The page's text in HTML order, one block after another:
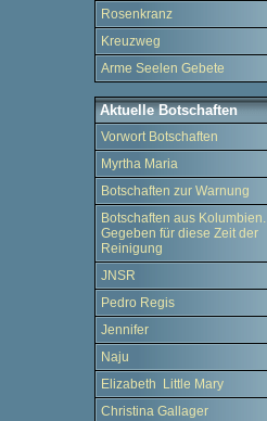
Rosenkranz
Kreuzweg
Arme Seelen Gebete
Aktuelle Botschaften
Vorwort Botschaften
Myrtha Maria
Botschaften zur Warnung
Botschaften aus Kolumbien.
Gegeben für diese Zeit der
Reinigung
JNSR
Pedro Regis
Jennifer
Naju
Elizabeth Little Mary
Christina Gallager